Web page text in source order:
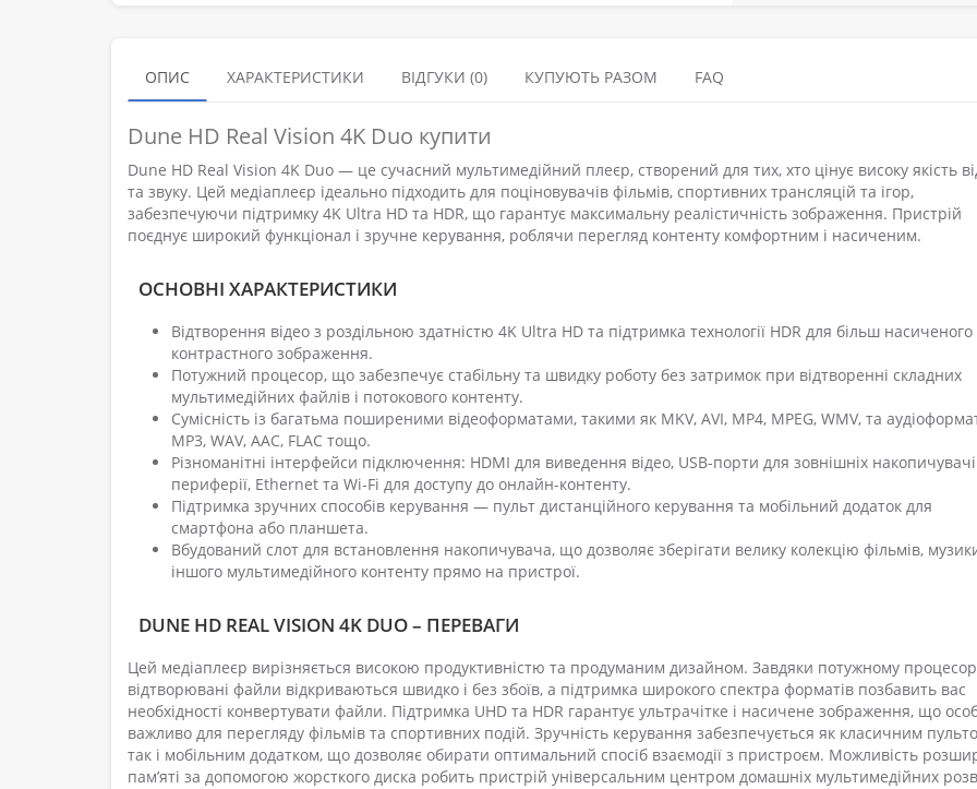
ОПИС ХАРАКТЕРИСТИКИ ВІДГУКИ (0) КУПУЮТЬ РАЗОМ FAQ
Dune HD Real Vision 4K Duo купити
Dune HD Real Vision 4K Duo — це сучасний мультимедійний плеєр, створений для тих, хто цінує високу якість
та звуку. Цей медіаплеєр ідеально підходить для поціновувачів фільмів, спортивних трансляцій та ігор,
забезпечуючи підтримку 4K Ultra HD та HDR, що гарантує максимальну реалістичність зображення. Пристрій
поєднує широкий функціонал і зручне керування, роблячи перегляд контенту комфортним і насиченим.
ОСНОВНІ ХАРАКТЕРИСТИКИ
Відтворення відео з роздільною здатністю 4K Ultra HD та підтримка технології HDR для більш насиченого
контрастного зображення.
Потужний процесор, що забезпечує стабільну та швидку роботу без затримок при відтворенні складних
мультимедійних файлів і потокового контенту.
Сумісність із багатьма поширеними відеоформатами, такими як MKV, AVI, MP4, MPEG, WMV, та
MP3, WAV, AAC, FLAC тощо.
Різноманітні інтерфейси підключення: HDMI для виведення відео, USB-порти для зовнішніх
периферії, Ethernet та Wi-Fi для доступу до онлайн-контенту.
Підтримка зручних способів керування — пульт дистанційного керування та мобільний додаток для
смартфона або планшета.
Вбудований слот для встановлення накопичувача, що дозволяє зберігати велику колекцію фільмів,
іншого мультимедійного контенту прямо на пристрої.
DUNE HD REAL VISION 4K DUO – ПЕРЕВАГИ
Цей медіаплеєр вирізняється високою продуктивністю та продуманим дизайном. Завдяки потужному
відтворювані файли відкриваються швидко і без збоїв, а підтримка широкого спектра форматів позбавить вас
необхідності конвертувати файли. Підтримка UHD та HDR гарантує ультрачітке і насичене зображення, що
важливо для перегляду фільмів та спортивних подій. Зручність керування забезпечується як класичним
так і мобільним додатком, що дозволяє обирати оптимальний спосіб взаємодії з пристроєм. Можливість
пам’яті за допомогою жорсткого диска робить пристрій універсальним центром домашніх мультимедійних